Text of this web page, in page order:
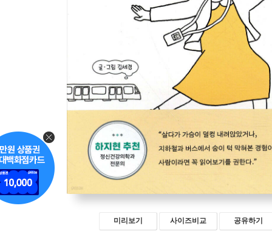
미리보기 사이즈비교 공유하기